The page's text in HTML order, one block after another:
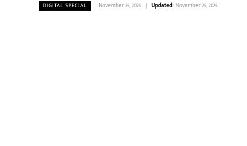
DIGITAL SPECIAL November 25, 2025 Updated: November 25, 2025